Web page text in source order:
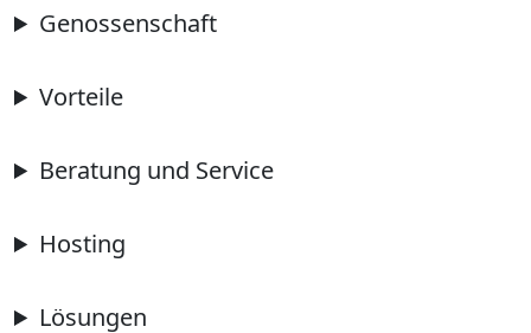
Genossenschaft
Vorteile
Beratung und Service
Hosting
Lösungen